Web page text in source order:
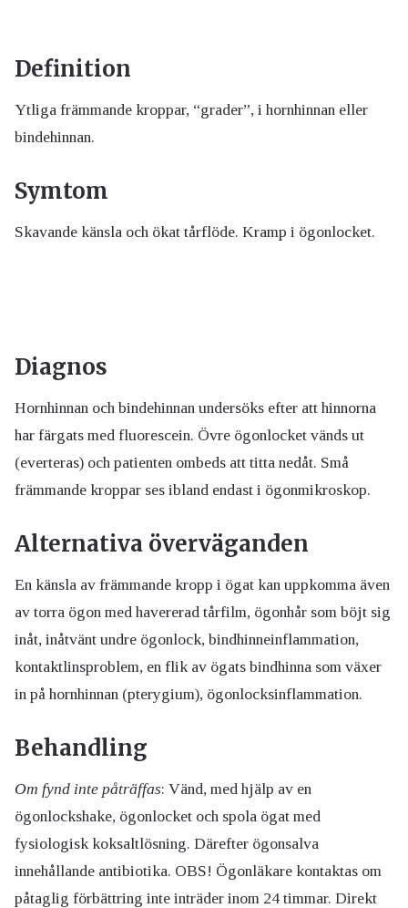
Definition
Ytliga främmande kroppar, “grader”, i hornhinnan eller
bindehinnan.
Symtom
Skavande känsla och ökat tårflöde. Kramp i ögonlocket.
Diagnos
Hornhinnan och bindehinnan undersöks efter att hinnorna
har färgats med fluorescein. Övre ögonlocket vänds ut
(everteras) och patienten ombeds att titta nedåt. Små
främmande kroppar ses ibland endast i ögonmikroskop.
Alternativa överväganden
En känsla av främmande kropp i ögat kan uppkomma även
av torra ögon med havererad tårfilm, ögonhår som böjt sig
inåt, inåtvänt undre ögonlock, bindhinneinflammation,
kontaktlinsproblem, en flik av ögats bindhinna som växer
in på hornhinnan (pterygium), ögonlocksinflammation.
Behandling
Om fynd inte påträffas: Vänd, med hjälp av en
ögonlockshake, ögonlocket och spola ögat med
fysiologisk koksaltlösning. Därefter ögonsalva
innehållande antibiotika. OBS! Ögonläkare kontaktas om
påtaglig förbättring inte inträder inom 24 timmar. Direkt